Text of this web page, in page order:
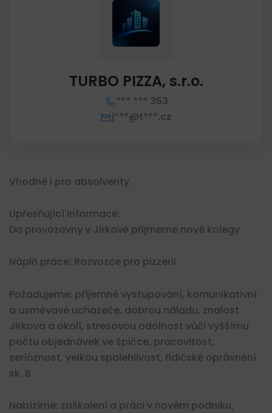
TURBO PIZZA, s.r.o.
*** *** 353
j***@t***.cz
Vhodné i pro absolventy.
Upřesňující informace:
Do provozovny v Jirkově přijmeme nové kolegy
Náplň práce: Rozvozce pro pizzerii
Požadujeme: příjemné vystupování, komunikativní
a usměvavé uchazeče, dobrou náladu, znalost
Jirkova a okolí, stresovou odolnost vůči vyššímu
počtu objednávek ve špičce, pracovitost,
serióznost, velkou spolehlivost, řidičské oprávnění
sk. B
Nabízíme: zaškolení a práci v novém podniku,